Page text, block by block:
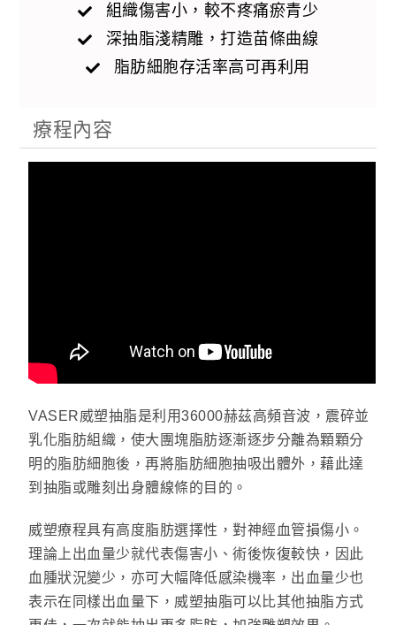
組織傷害小，較不疼痛瘀青少
深抽脂淺精雕，打造苗條曲線
脂肪細胞存活率高可再利用
療程內容
VASER威塑抽脂是利用36000赫茲高頻音波，震碎並
乳化脂肪組織，使大團塊脂肪逐漸逐步分離為顆顆分
明的脂肪細胞後，再將脂肪細胞抽吸出體外，藉此達
到抽脂或雕刻出身體線條的目的。
威塑療程具有高度脂肪選擇性，對神經血管損傷小。
理論上出血量少就代表傷害小、術後恢復較快，因此
血腫狀況變少，亦可大幅降低感染機率，出血量少也
表示在同樣出血量下，威塑抽脂可以比其他抽脂方式